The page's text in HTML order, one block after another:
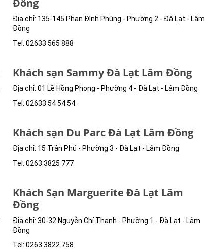
Đồng
Địa chỉ: 135-145 Phan Đình Phùng - Phường 2 - Đà Lạt - Lâm
Đồng
Tel: 02633 565 888
Khách sạn Sammy Đà Lạt Lâm Đồng
Địa chỉ: 01 Lề Hồng Phong - Phường 4 - Đà Lạt - Lâm Đồng
Tel: 02633 54 54 54
Khách sạn Du Parc Đà Lạt Lâm Đồng
Địa chỉ: 15 Trần Phú - Phường 3 - Đà Lạt - Lâm Đồng
Tel: 0263 3825 777
Khách Sạn Marguerite Đà Lạt Lâm
Đồng
Địa chỉ: 30-32 Nguyễn Chí Thanh - Phường 1 - Đà Lạt - Lâm
Đồng
Tel: 0263 3822 758